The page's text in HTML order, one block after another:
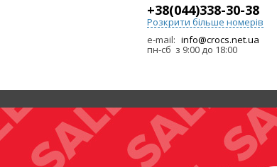
+38(044)338-30-38
Розкрити більше номерів
e-mail: info@crocs.net.ua
пн-сб з 9:00 до 18:00